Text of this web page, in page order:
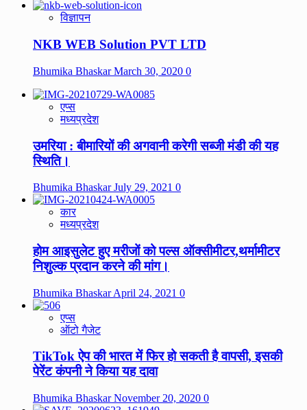
विज्ञापन
NKB WEB Solution PVT LTD
Bhumika BhaskarMarch 30, 2020 0
एप्स
मध्यप्रदेश
उमरिया : बीमारियों की अगवानी करेगी सब्जी मंडी की यह
स्थिति।
Bhumika BhaskarJuly 29, 2021 0
कार
मध्यप्रदेश
होम आइसुलेट हुए मरीजों को पल्स ऑक्सीमीटर,थर्मामीटर
निशुल्क प्रदान करने की मांग।
Bhumika BhaskarApril 24, 2021 0
एप्स
ऑटो गैजेट
TikTok ऐप की भारत में फिर हो सकती है वापसी, इसकी
पेरेंट कंपनी ने किया यह दावा
Bhumika BhaskarNovember 20, 2020 0